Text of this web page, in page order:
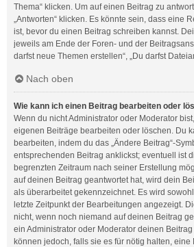
Thema“ klicken. Um auf einen Beitrag zu
„Antworten“ klicken. Es könnte sein, dass eine
ist, bevor du einen Beitrag schreiben kannst.
jeweils am Ende der Foren- und der
darfst neue Themen erstellen“, „Du darfst
Nach oben
Wie kann ich einen Beitrag bearbeiten oder
Wenn du nicht Administrator oder Moderator
eigenen Beiträge bearbeiten oder löschen. Du
bearbeiten, indem du das „Ändere Beitrag“-
entsprechenden Beitrag anklickst; eventuell ist
begrenzten Zeitraum nach seiner Erstellung
auf deinen Beitrag geantwortet hat, wird dein
als überarbeitet gekennzeichnet. Es wird
letzte Zeitpunkt der Bearbeitungen angezeigt.
nicht, wenn noch niemand auf deinen Beitrag
ein Administrator oder Moderator deinen
können jedoch, falls sie es für nötig halten,